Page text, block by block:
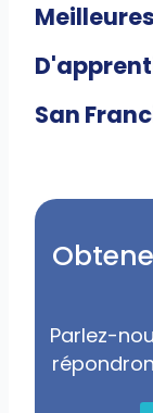
San
Parlez-